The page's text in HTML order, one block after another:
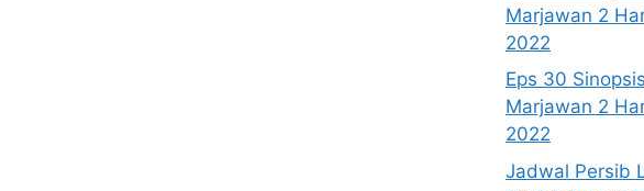
Marjawan 2
2022
Eps 30
Marjawan 2
2022
Jadwal Persib